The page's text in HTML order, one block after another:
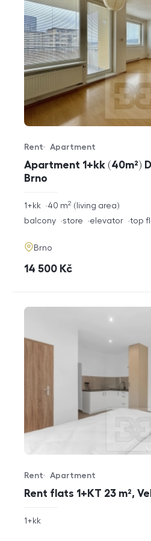
Apartment 1+kk (40m²)
Brno
Offer type
Rent
Property type
Apartment
rozměry
1+kk living area
40 m2
funkce
balcony store elevator top
adresa
Brno
cena
14 500 Kč
Rent flats 1+KT 23 m²,
Offer type
Rent
Property type
Apartment
rozměry
1+kk